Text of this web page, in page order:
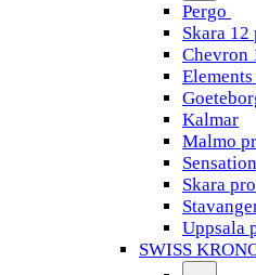
Pergo
Skara 12
Chevron
Kalmar
Malmo
Skara pro
Uppsala
SWISS